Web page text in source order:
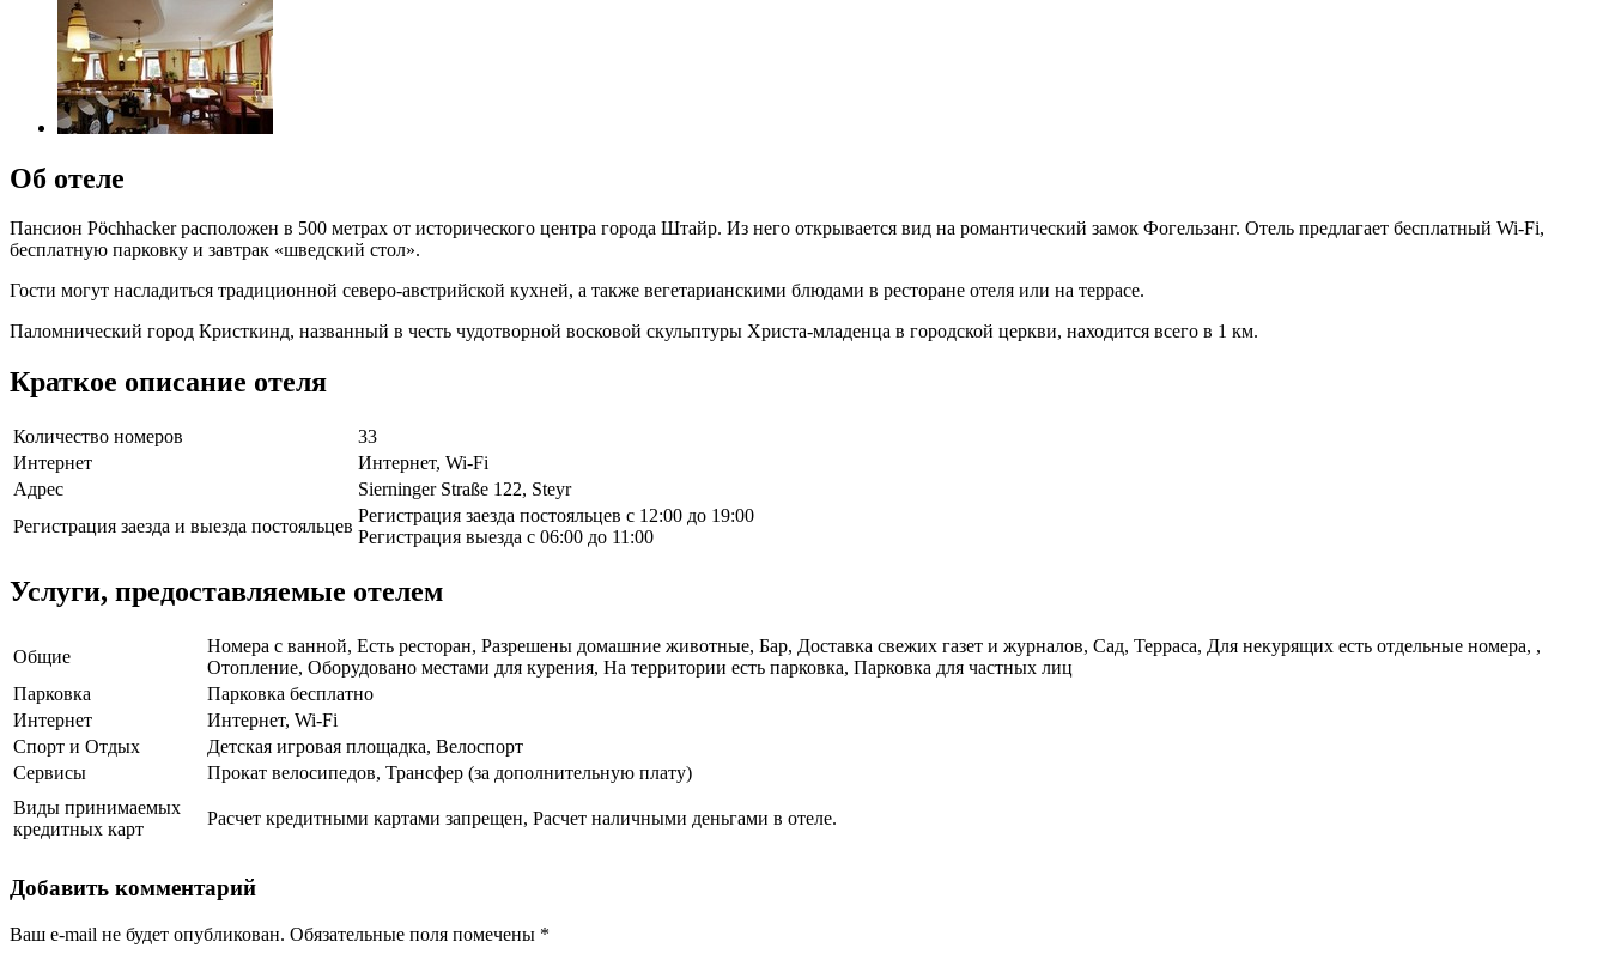
Об отеле
Пансион Pöchhacker расположен в 500 метрах от исторического центра города Штайр. Из него открывается вид на романтический замок Фогельзанг. Отель предлагает бесплатный Wi-Fi,
бесплатную парковку и завтрак «шведский стол».
Гости могут насладиться традиционной северо-австрийской кухней, а также вегетарианскими блюдами в ресторане отеля или на террасе.
Паломнический город Кристкинд, названный в честь чудотворной восковой скульптуры Христа-младенца в городской церкви, находится всего в 1 км.
Краткое описание отеля
Количество номеров
33
Интернет
Интернет, Wi-Fi
Адрес
Sierninger Straße 122, Steyr
Регистрация заезда и выезда постояльцев
Регистрация заезда постояльцев с 12:00 до 19:00
Регистрация выезда с 06:00 до 11:00
Услуги, предоставляемые отелем
Общие
Номера с ванной, Есть ресторан, Разрешены домашние животные, Бар, Доставка свежих газет и журналов, Сад, Терраса, Для некурящих есть отдельные номера, ,
Отопление, Оборудовано местами для курения, На территории есть парковка, Парковка для частных лиц
Парковка
Парковка бесплатно
Интернет
Интернет, Wi-Fi
Спорт и Отдых
Детская игровая площадка, Велоспорт
Сервисы
Прокат велосипедов, Трансфер (за дополнительную плату)
Виды принимаемых
кредитных карт
Расчет кредитными картами запрещен, Расчет наличными деньгами в отеле.
Добавить комментарий
Ваш e-mail не будет опубликован. Обязательные поля помечены *